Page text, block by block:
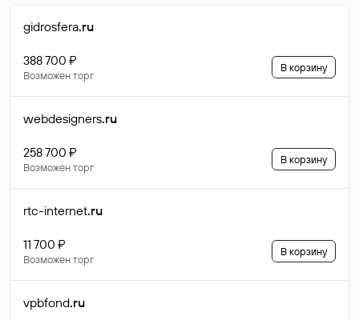
gidrosfera.ru
388 700 ₽
Возможен торг
В корзину
webdesigners.ru
258 700 ₽
Возможен торг
В корзину
rtc-internet.ru
11 700 ₽
Возможен торг
В корзину
vpbfond.ru